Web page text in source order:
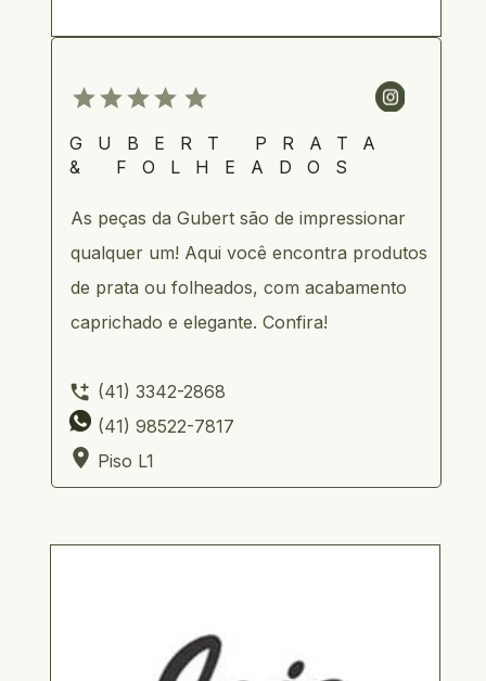
As peças da Gubert são de impressionar
qualquer um! Aqui você encontra produtos
de prata ou folheados, com acabamento
caprichado e elegante. Confira!
(41) 3342-2868
(41) 98522-7817
Piso L1
GUBERT PRATA
& FOLHEADOS